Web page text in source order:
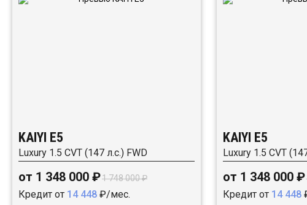
KAIYI E5
Luxury 1.5 CVT (147 л.с.) FWD
от 1 348 000 ₽1 748 000 ₽
Кредит от 14 448 ₽/мес.
KAIYI E5
Luxury 1.5 CVT
от 1 348 000 ₽
Кредит от 14 448